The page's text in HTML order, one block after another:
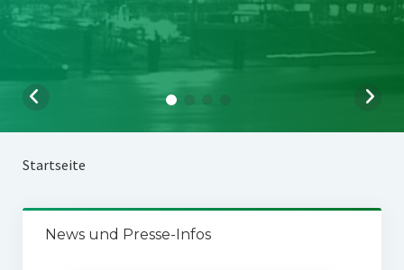
Startseite
News und Presse-Infos